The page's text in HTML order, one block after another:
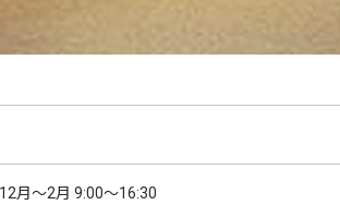
月～2月 9:00～16:30